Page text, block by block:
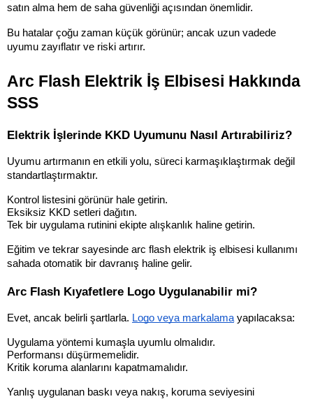
satın alma hem de saha güvenliği açısından önemlidir.
Bu hatalar çoğu zaman küçük görünür; ancak uzun vadede
uyumu zayıflatır ve riski artırır.
Arc Flash Elektrik İş Elbisesi Hakkında
SSS
Elektrik İşlerinde KKD Uyumunu Nasıl Artırabiliriz?
Uyumu artırmanın en etkili yolu, süreci karmaşıklaştırmak değil
standartlaştırmaktır.
Kontrol listesini görünür hale getirin.
Eksiksiz KKD setleri dağıtın.
Tek bir uygulama rutinini ekipte alışkanlık haline getirin.
Eğitim ve tekrar sayesinde arc flash elektrik iş elbisesi kullanımı
sahada otomatik bir davranış haline gelir.
Arc Flash Kıyafetlere Logo Uygulanabilir mi?
Evet, ancak belirli şartlarla. Logo veya markalama yapılacaksa:
Uygulama yöntemi kumaşla uyumlu olmalıdır.
Performansı düşürmemelidir.
Kritik koruma alanlarını kapatmamalıdır.
Yanlış uygulanan baskı veya nakış, koruma seviyesini